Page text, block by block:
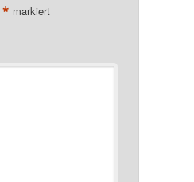
* markiert